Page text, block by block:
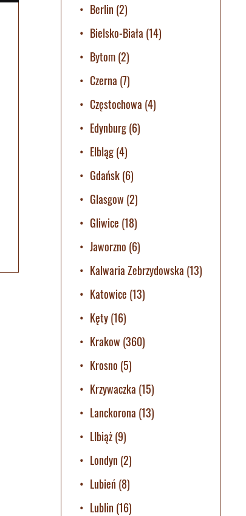
Berlin (2)
Bielsko-Biała (14)
Bytom(2)
Czerna (7)
Częstochowa (4)
Edynburg(6)
Elbląg(4)
Gdańsk(6)
Glasgow (2)
Gliwice (18)
Jaworzno (6)
Kalwaria Zebrzydowska (13)
Katowice (13)
Kęty(16)
Krakow (360)
Krosno (5)
Krzywaczka (15)
Lanckorona (13)
LIbiąż(9)
Londyn (2)
Lubień (8)
Lublin (16)